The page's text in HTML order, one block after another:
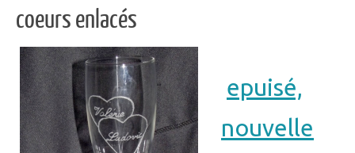
coeurs enlacés
epuisé,
nouvelle